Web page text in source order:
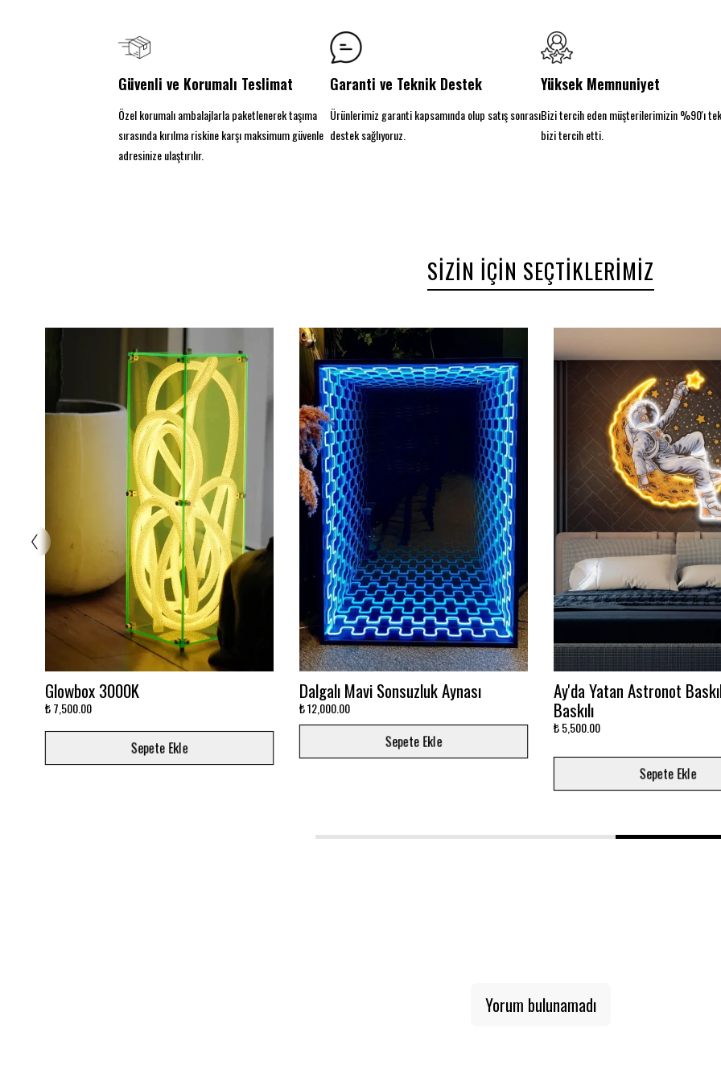
Güvenli ve Korumalı Teslimat
Özel korumalı ambalajlarla paketlenerek taşıma
sırasında kırılma riskine karşı maksimum güvenle
adresinize ulaştırılır.
Garanti ve Teknik Destek
Ürünlerimiz garanti kapsamında olup satış sonrası
destek sağlıyoruz.
Yüksek Memnuniyet
Bizi tercih eden müşterilerimizin %90'ı
bizi tercih etti.
SIZIN İÇIN SEÇTIKLERIMIZ
Ayna Neon 3 Renk
₺ 7,500.00
Sepete Ekle
Stitch Neon Duvar Logosu
₺ 4,000.00
Sepete Ekle
Takımını dekora çevir!
₺ 3,000.00
1 2 3
Yorum bulunamadı